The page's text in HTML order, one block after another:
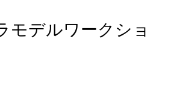
モデルワークショ